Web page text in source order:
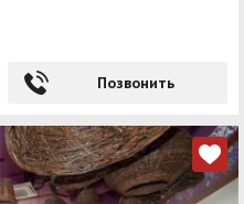
Позвонить